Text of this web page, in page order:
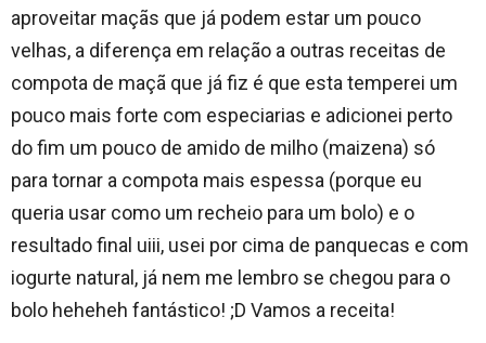
aproveitar maçãs que já podem estar um pouco
velhas, a diferença em relação a outras receitas de
compota de maçã que já fiz é que esta temperei um
pouco mais forte com especiarias e adicionei perto
do fim um pouco de amido de milho (maizena) só
para tornar a compota mais espessa (porque eu
queria usar como um recheio para um bolo) e o
resultado final uiii, usei por cima de panquecas e com
iogurte natural, já nem me lembro se chegou para o
bolo heheheh fantástico! ;D Vamos a receita!